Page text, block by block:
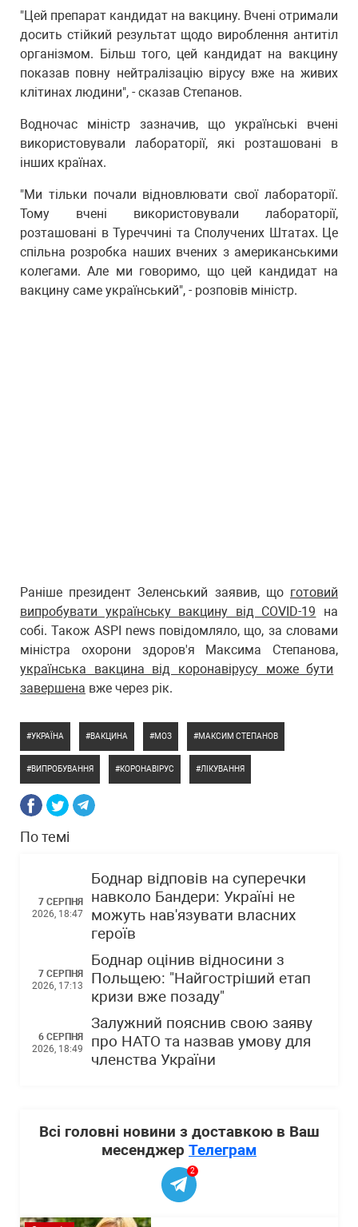
"Цей препарат кандидат на вакцину. Вчені отримали
досить стійкий результат щодо вироблення антитіл
організмом. Більш того, цей кандидат на вакцину
показав повну нейтралізацію вірусу вже на живих
клітинах людини", - сказав Степанов.
Водночас міністр зазначив, що українські вчені
використовували лабораторії, які розташовані в
інших країнах.
"Ми тільки почали відновлювати свої лабораторії.
Тому вчені використовували лабораторії,
розташовані в Туреччині та Сполучених Штатах. Це
спільна розробка наших вчених з американськими
колегами. Але ми говоримо, що цей кандидат на
вакцину саме український", - розповів міністр.
Раніше президент Зеленський заявив, що готовий
випробувати українську вакцину від COVID-19 на
собі. Також ASPI news повідомляло, що, за словами
міністра охорони здоров'я Максима Степанова,
українська вакцина від коронавірусу може бути
завершена вже через рік.
УКРАЇНА ВАКЦИНА МОЗ МАКСИМ СТЕПАНОВ
ВИПРОБУВАННЯ КОРОНАВІРУС ЛІКУВАННЯ
По темі
7 СЕРПНЯ
2026, 18:47
Боднар відповів на суперечки
навколо Бандери: Україні не
можуть нав'язувати власних
героїв
7 СЕРПНЯ
2026, 17:13
Боднар оцінив відносини з
Польщею: "Найгостріший етап
кризи вже позаду"
6 СЕРПНЯ
2026, 18:49
Залужний пояснив свою заяву
про НАТО та назвав умову для
членства України
Всі головні новини з доставкою в Ваш
месенджер Телеграм
2